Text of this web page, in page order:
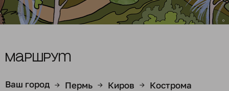
Маршрут
Ваш город → Пермь → Киров → Кострома